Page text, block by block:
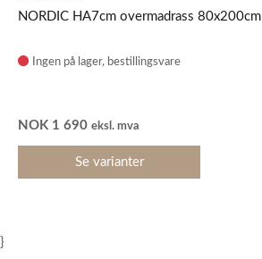
NORDIC HA7cm overmadrass 80x200cm
Ingen på lager
NOK 1 690 eksl. mva
Se varianter
}